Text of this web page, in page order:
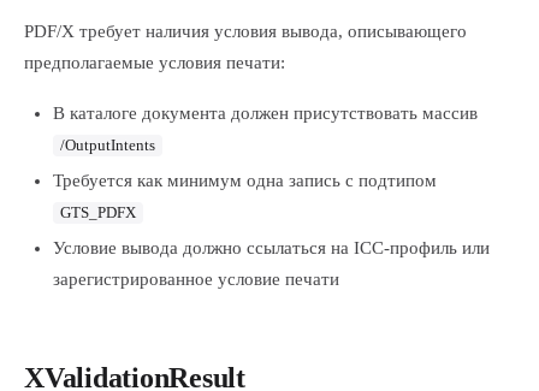
PDF/X требует наличия условия вывода, описывающего
предполагаемые условия печати:
В каталоге документа должен присутствовать массив
/OutputIntents
Требуется как минимум одна запись с подтипом
GTS_PDFX
Условие вывода должно ссылаться на ICC-профиль или
зарегистрированное условие печати
XValidationResult